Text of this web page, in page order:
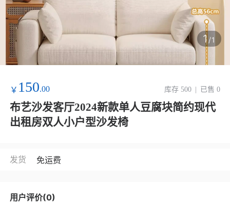
1/1
￥ 150.00 库存 500 已售 0
布艺沙发客厅2024新款单人豆腐块简约现代
出租房双人小户型沙发椅
发货 免运费
用户评价(0)